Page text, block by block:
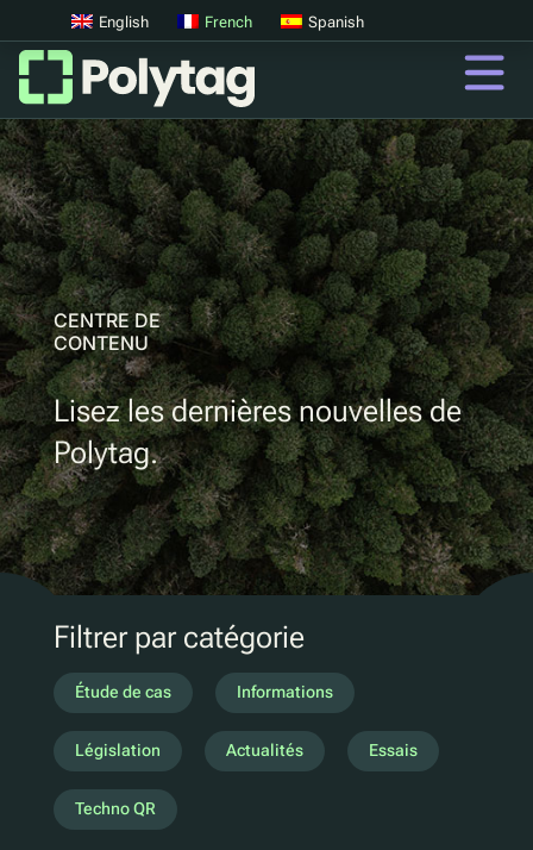
codes QR
Codes QR avancés
Tags UV
Tri par UV
QR
Passeports Produit Numériques
Consigne digitale
Authentification des produits
Marketing D2C
QR Réutilisation et recharge
Ecotrace
Données EPR
Tri amélioré
English French Spanish
CENTRE DE
CONTENU
Lisez les dernières nouvelles de
Polytag.
Filtrer par catégorie
Étude de cas Informations
Législation Actualités Essais
Techno QR